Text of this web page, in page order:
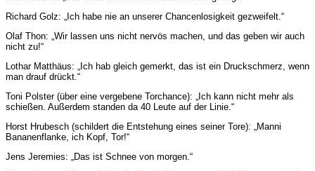
Richard Golz: „Ich habe nie an unserer Chancenlosigkeit gezweifelt.“
Olaf Thon: „Wir lassen uns nicht nervös machen, und das geben wir auch
nicht zu!“
Lothar Matthäus: „Ich hab gleich gemerkt, das ist ein Druckschmerz, wenn
man drauf drückt.“
Toni Polster (über eine vergebene Torchance): „Ich kann nicht mehr als
schießen. Außerdem standen da 40 Leute auf der Linie.“
Horst Hrubesch (schildert die Entstehung eines seiner Tore): „Manni
Bananenflanke, ich Kopf, Tor!“
Jens Jeremies: „Das ist Schnee von morgen.“